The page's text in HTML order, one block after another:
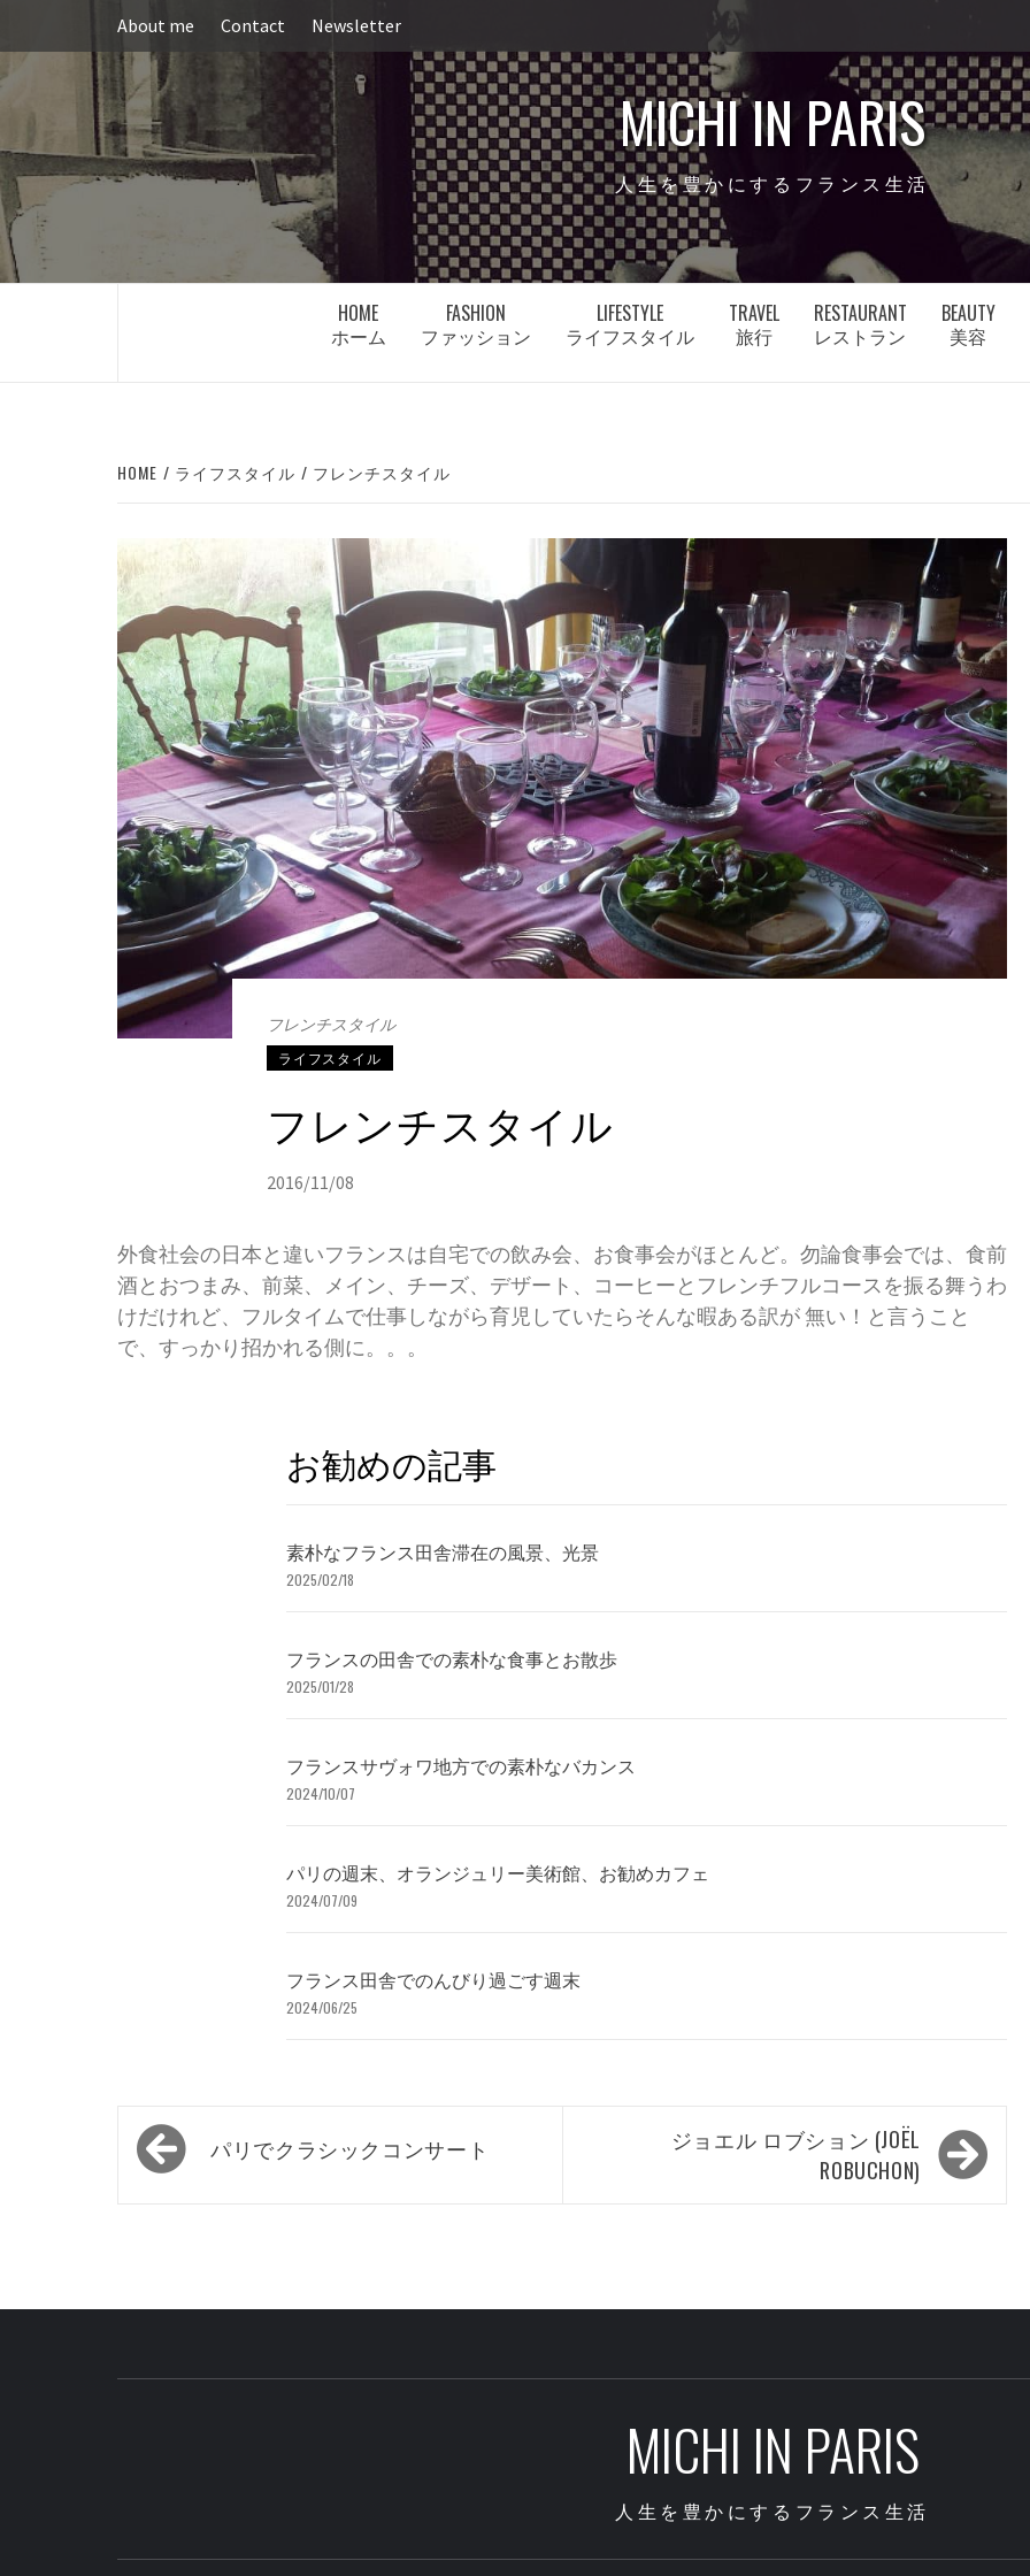
About me Contact Newsletter
MICHI IN PARIS
人生を豊かにするフランス生活
HOME
ホーム
FASHION
ファッション
LIFESTYLE
ライフスタイル
TRAVEL
旅行
RESTAURANT
レストラン
BEAUTY
美容
HOME ライフスタイル フレンチスタイル
フレンチスタイル
ライフスタイル
フレンチスタイル
2016/11/08
外食社会の日本と違いフランスは自宅での飲み会、お食事会がほとんど。勿論食事会では、食前
酒とおつまみ、前菜、メイン、チーズ、デザート、コーヒーとフレンチフルコースを振る舞うわ
けだけれど、フルタイムで仕事しながら育児していたらそんな暇ある訳が 無い！と言うこと
で、すっかり招かれる側に。。。
お勧めの記事
素朴なフランス田舎滞在の風景、光景
2025/02/18
フランスの田舎での素朴な食事とお散歩
2025/01/28
フランスサヴォワ地方での素朴なバカンス
2024/10/07
パリの週末、オランジュリー美術館、お勧めカフェ
2024/07/09
フランス田舎でのんびり過ごす週末
2024/06/25
投
稿
ー
シ
パリでクラシックコンサート
ジョエル ロブション (JOËL
ROBUCHON)
MICHI IN PARIS
人生を豊かにするフランス生活